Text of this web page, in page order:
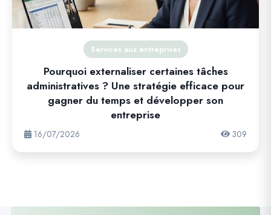
Services aux entreprises
Pourquoi externaliser certaines tâches
administratives ? Une stratégie efficace pour
gagner du temps et développer son
entreprise
16/07/2026 309